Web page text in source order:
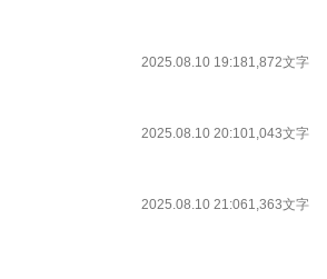
2025.08.10 19:181,872文字
2025.08.10 20:101,043文字
2025.08.10 21:061,363文字